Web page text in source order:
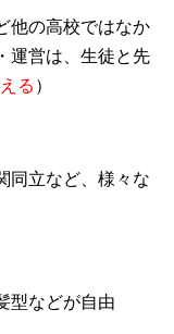
他の高校ではなか
運営は、生徒と先
る ）
同立など、様々な
型などが自由